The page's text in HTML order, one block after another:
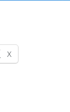
X